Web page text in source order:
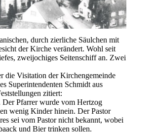
durch zierliche Säulchen mit
der Kirche verändert. Wohl seit
zweijochiges Seitenschiff an. Zwei
die Visitation der Kirchengemeinde
Superintendenten Schmidt aus
zitiert:
Der Pfarrer wurde vom Hertzog
wenig Kinder hinein. Der Pastor
sei vom Pastor nicht bekannt, wobei
und Bier trinken sollen.